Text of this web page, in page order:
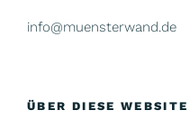
info@muensterwand.de
ÜBER DIESE WEBSITE